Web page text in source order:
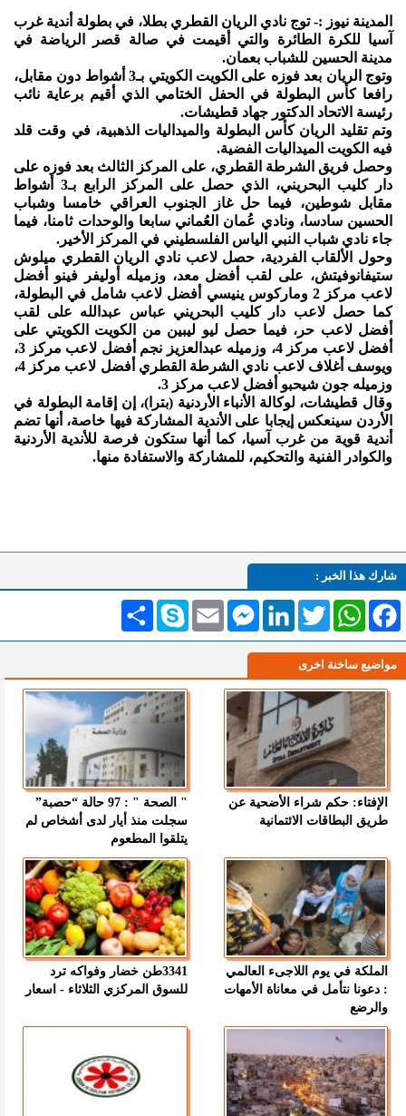
المدينة نيوز :- توج نادي الريان القطري بطلا، في بطولة أندية غرب
آسيا للكرة الطائرة والتي أقيمت في صالة قصر الرياضة في
مدينة الحسين للشباب بعمان.
وتوج الريان بعد فوزه على الكويت الكويتي بـ3 أشواط دون مقابل،
رافعا كأس البطولة في الحفل الختامي الذي أقيم برعاية نائب
رئيسة الاتحاد الدكتور جهاد قطيشات.
وتم تقليد الريان كأس البطولة والميداليات الذهبية، في وقت قلد
فيه الكويت الميداليات الفضية.
وحصل فريق الشرطة القطري، على المركز الثالث بعد فوزه على
دار كليب البحريني، الذي حصل على المركز الرابع بـ3 أشواط
مقابل شوطين، فيما حل غاز الجنوب العراقي خامسا وشباب
الحسين سادسا، ونادي عُمان العُماني سابعا والوحدات ثامنا، فيما
جاء نادي شباب النبي الياس الفلسطيني في المركز الأخير.
وحول الألقاب الفردية، حصل لاعب نادي الريان القطري ميلوش
ستيفانوفيتش، على لقب أفضل معد، وزميله أوليفر فينو أفضل
لاعب مركز 2 وماركوس ينيسي أفضل لاعب شامل في البطولة،
كما حصل لاعب دار كليب البحريني عباس عبدالله على لقب
أفضل لاعب حر، فيما حصل ليو ليبين من الكويت الكويتي على
أفضل لاعب مركز 4، وزميله عبدالعزيز نجم أفضل لاعب مركز 3،
ويوسف أغلاف لاعب نادي الشرطة القطري أفضل لاعب مركز 4،
وزميله جون شيحبو أفضل لاعب مركز 3.
وقال قطيشات، لوكالة الأنباء الأردنية (بترا)، إن إقامة البطولة في
الأردن سينعكس إيجابا على الأندية المشاركة فيها خاصة، أنها تضم
أندية قوية من غرب آسيا، كما أنها ستكون فرصة للأندية الأردنية
والكوادر الفنية والتحكيم، للمشاركة والاستفادة منها.
شارك هذا الخبر :
انشر Skype Email
MessengerLinkedInTwitterWhatsAppFacebook
مواضيع ساخنة اخرى
الإفتاء: حكم شراء الأضحية عن
طريق البطاقات الائتمانية
" الصحة " : 97 حالة “حصبة”
سجلت منذ أيار لدى أشخاص لم
يتلقوا المطعوم
الملكة في يوم اللاجىء العالمي
: دعونا نتأمل في معاناة الأمهات
والرضع
3341طن خضار وفواكه ترد
للسوق المركزي الثلاثاء - اسعار